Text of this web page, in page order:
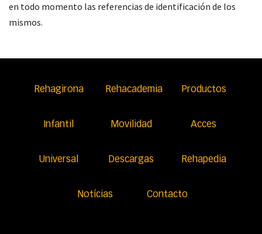
en todo momento las referencias de identificación de los
mismos.
Rehagirona Rehacademia Productos
Infantil Movilidad Acces
Universal Descargas Rehapedia
Notícias Contacto